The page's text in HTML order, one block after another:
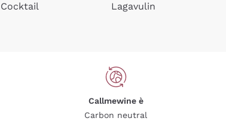
Cocktail
Lagavulin
Callmewine è
Carbon neutral